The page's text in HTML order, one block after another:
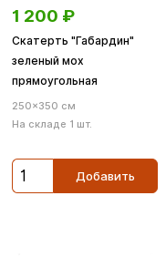
1 200 ₽
Скатерть "Габардин"
зеленый мох
прямоугольная
250×350 см
На складе 1 шт.
Добавить